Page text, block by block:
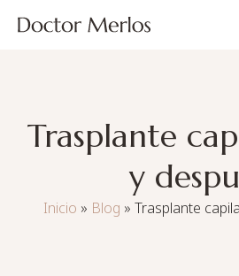
Trasplante
y
Inicio » Blog » Trasplante